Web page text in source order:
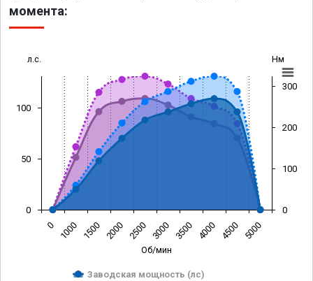
момента:
Об/мин
л.с. Нм
Заводская мощность (лс)
0 1000 1500 2000 2500 3000 3500 4000 4500 5000
0
50
100
0
100
200
300